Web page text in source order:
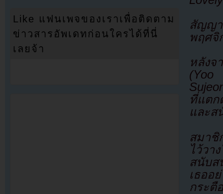
สัญญ
พฤศจิ
หลังจ
(Yoo
ที่แตก
และส
สมาชิ
ไว้วา
สนับส
เธออ
กระตื
Like แฟนเพจของเราเพื่อติดตาม
ข่าวสารอัพเดทก่อนใครได้ที่นี่
เลยจ้า